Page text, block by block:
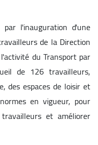
l'inauguration d'une
de la Direction
du Transport par
de 126 travailleurs,
des espaces de loisir et
en vigueur, pour
et améliorer